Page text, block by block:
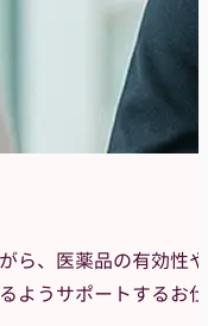
ら、医薬品の有効性
ようサポートするお